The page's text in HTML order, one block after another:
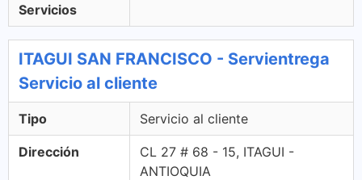
Servicios
ITAGUI SAN FRANCISCO - Servientrega
Servicio al cliente
Tipo Servicio al cliente
Dirección
CL 27 # 68 - 15, ITAGUI -
ANTIOQUIA